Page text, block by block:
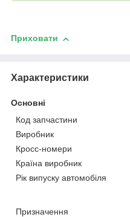
Приховати
Характеристики
Основні
Код запчастини
Виробник
Кросс-номери
Країна виробник
Рік випуску автомобіля
Призначення